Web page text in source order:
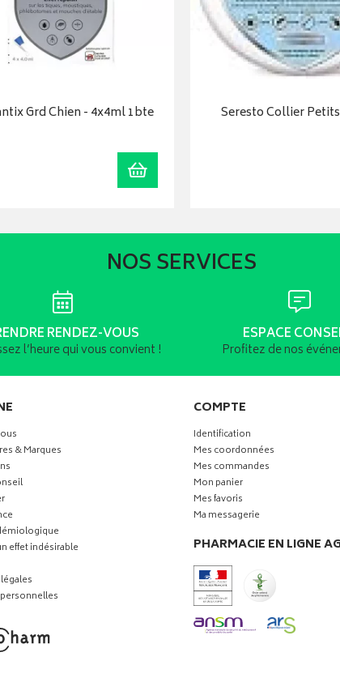
Grd Chien - 4x4ml 1bte
Ajouter au panier
Seresto Collier
NOS SERVICES
RENDEZ-VOUS
l’heure qui vous convient !
ESPACE
Profitez de nos
& Marques
effet indésirable
COMPTE
Identification
Mes coordonnées
Mes commandes
Mon panier
Mes favoris
Ma messagerie
PHARMACIE EN LIGNE